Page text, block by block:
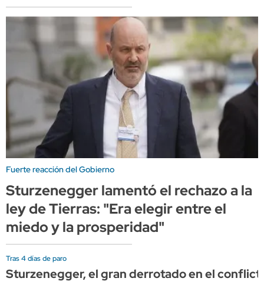
Fuerte reacción del Gobierno
Sturzenegger lamentó el rechazo a la
ley de Tierras: "Era elegir entre el
miedo y la prosperidad"
Tras 4 días de paro
Sturzenegger, el gran derrotado en el